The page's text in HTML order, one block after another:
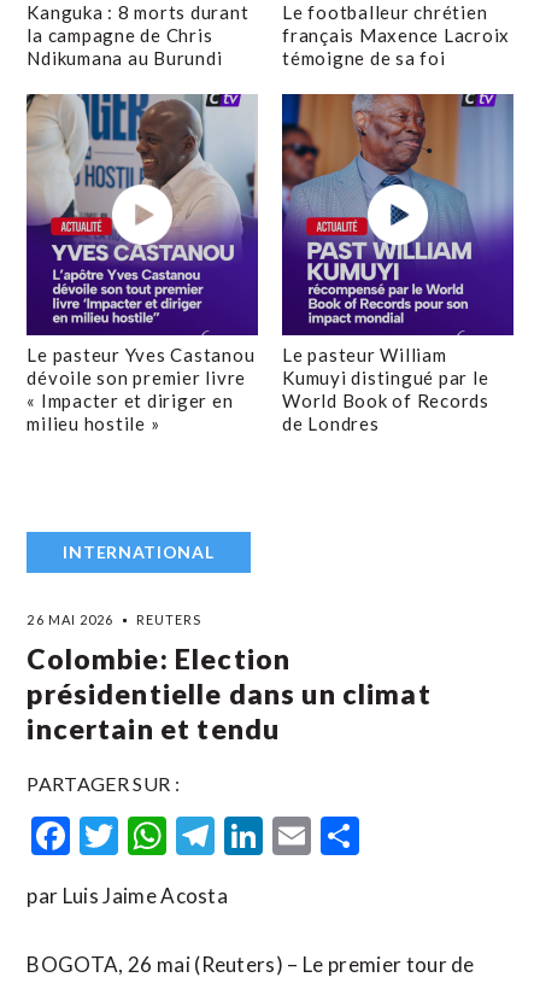
Kanguka : 8 morts durant
la campagne de Chris
Ndikumana au Burundi
Le footballeur chrétien
français Maxence Lacroix
témoigne de sa foi
Le pasteur Yves Castanou
dévoile son premier livre
« Impacter et diriger en
milieu hostile »
Le pasteur William
Kumuyi distingué par le
World Book of Records
de Londres
INTERNATIONAL
26 MAI 2026 REUTERS
Colombie: Election
présidentielle dans un climat
incertain et tendu
PARTAGER SUR :
Facebook
Twitter
WhatsApp
Telegram
LinkedIn
Email
par Luis Jaime Acosta
BOGOTA, 26 mai (Reuters) – Le premier tour de